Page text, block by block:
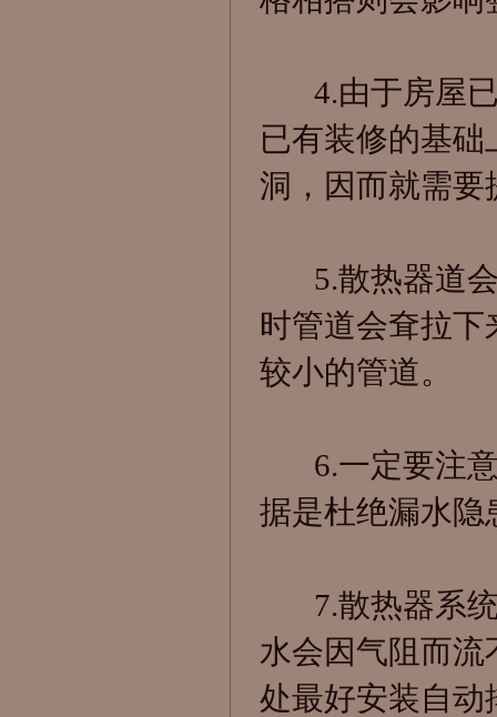
4.由于房屋已
已有装修的基
洞，因而就需要
5.散热器道会
时管道会耷拉
较小的管道。
6.一定要注意
据是杜绝漏水隐
7.散热器系统
水会因气阻而
处最好安装自动